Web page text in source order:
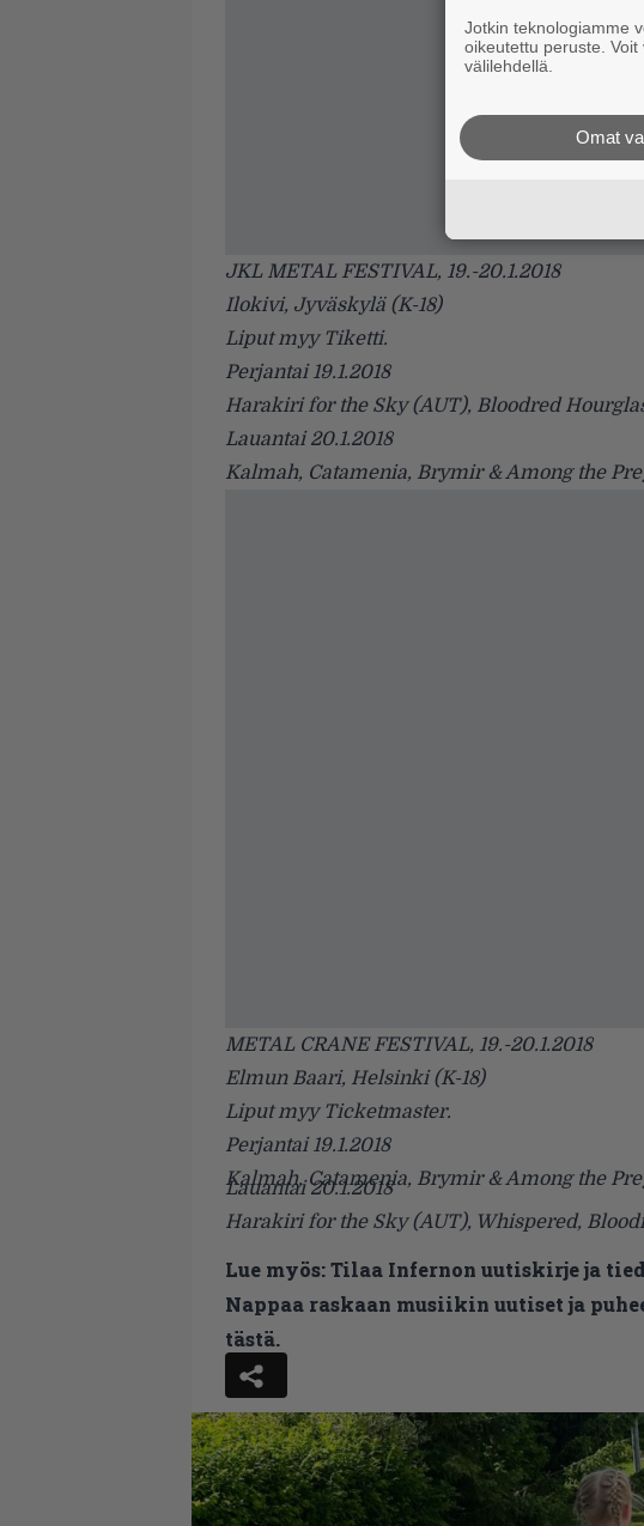
JKL METAL FESTIVAL, 19.-20.1.2018
Ilokivi, Jyväskylä (K-18)
Liput myy Tiketti.
Perjantai 19.1.2018
Harakiri for the Sky (AUT), Bloodred
Lauantai 20.1.2018
Kalmah, Catamenia, Brymir & Among the
METAL CRANE FESTIVAL, 19.-20.1.2018
Elmun Baari, Helsinki (K-18)
Liput myy Ticketmaster.
Perjantai 19.1.2018
Kalmah, Catamenia, Brymir & Among the
Lauantai 20.1.2018
Harakiri for the Sky (AUT), Whispered,
Lue myös:Tilaa Infernon uutiskirje ja
Nappaa raskaan musiikin uutiset ja
tästä.
Jotkin teknologiamme
oikeutettu peruste.
välilehdellä.
Omat